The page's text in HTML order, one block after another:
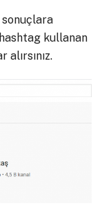
sonuçlara
kullanan